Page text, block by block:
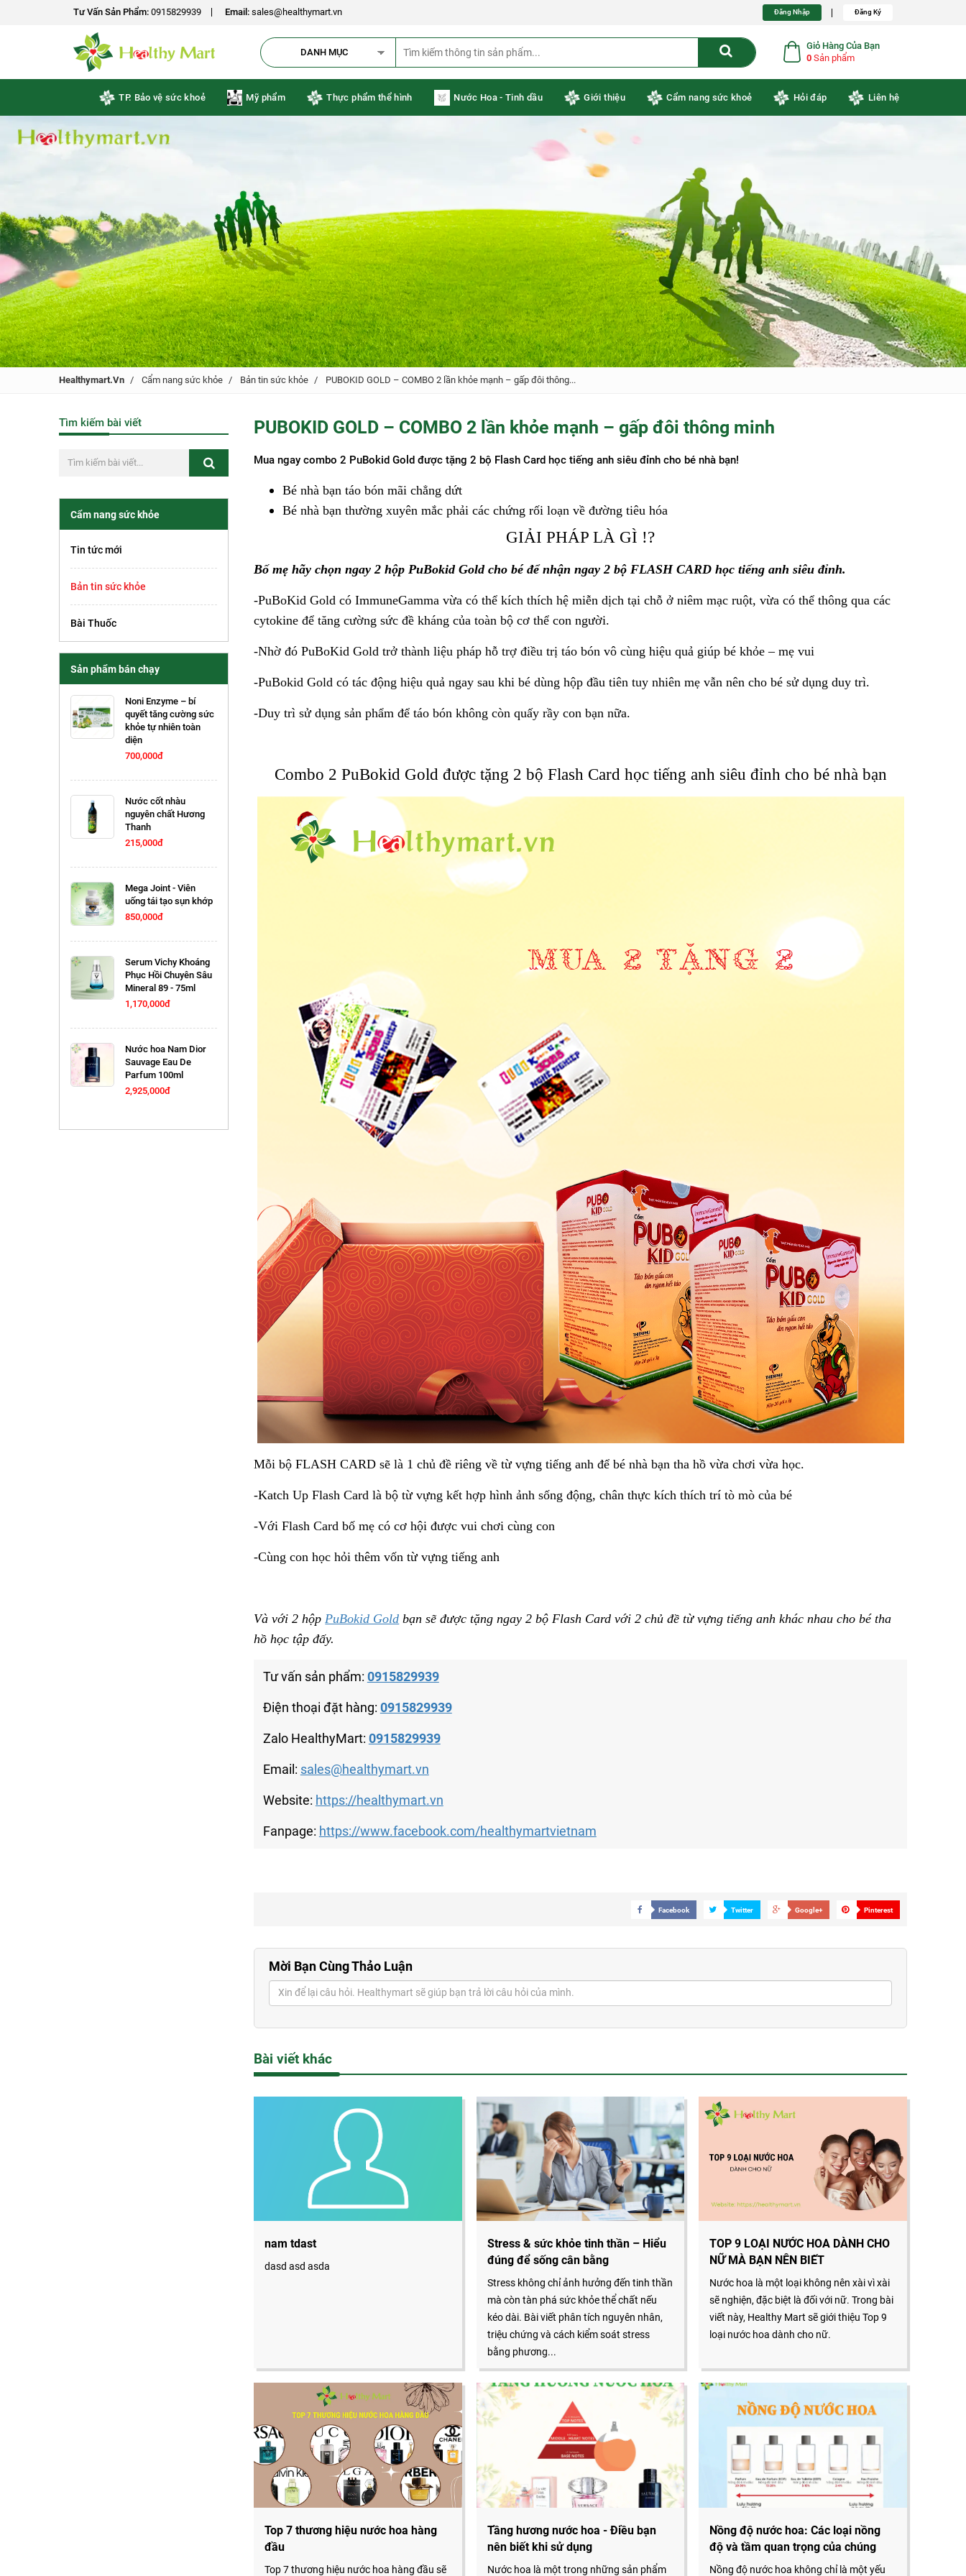
Tư Vấn Sản Phẩm: 0915829939 Email: sales@healthymart.vn Đăng Nhập Đăng Ký
DANH MỤC
Giỏ Hàng Của Bạn
0 Sản phẩm
TP. Bảo vệ sức khoẻ Mỹ phẩm Thực phẩm thể hình Nước Hoa - Tinh dầu Giới thiệu Cẩm nang sức khoẻ Hỏi đáp Liên hệ
Healthymart.vn Cẩm nang sức khỏe Bản tin sức khỏe PUBOKID GOLD – COMBO 2 lần khỏe mạnh – gấp đôi thông...
Tìm kiếm bài viết
Cẩm nang sức khỏe
Tin tức mới
Bản tin sức khỏe
Bài Thuốc
Sản phẩm bán chạy
Noni Enzyme – bí
quyết tăng cường sức
khỏe tự nhiên toàn
diện
700,000đ
Nước cốt nhàu
nguyên chất Hương
Thanh
215,000đ
Mega Joint - Viên
uống tái tạo sụn khớp
850,000đ
Serum Vichy Khoáng
Phục Hồi Chuyên Sâu
Mineral 89 - 75ml
1,170,000đ
Nước hoa Nam Dior
Sauvage Eau De
Parfum 100ml
2,925,000đ
PUBOKID GOLD – COMBO 2 lần khỏe mạnh – gấp đôi thông minh
Mua ngay combo 2 PuBokid Gold được tặng 2 bộ Flash Card học tiếng anh siêu đỉnh cho bé nhà bạn!
Bé nhà bạn táo bón mãi chẳng dứt
Bé nhà bạn thường xuyên mắc phải các chứng rối loạn về đường tiêu hóa
GIẢI PHÁP LÀ GÌ !?
Bố mẹ hãy chọn ngay 2 hộp PuBokid Gold cho bé để nhận ngay 2 bộ FLASH CARD học tiếng anh siêu đỉnh.
-PuBoKid Gold có ImmuneGamma vừa có thể kích thích hệ miễn dịch tại chỗ ở niêm mạc ruột, vừa có thể thông qua các
cytokine để tăng cường sức đề kháng của toàn bộ cơ thể con người.
-Nhờ đó PuBoKid Gold trở thành liệu pháp hỗ trợ điều trị táo bón vô cùng hiệu quả giúp bé khỏe – mẹ vui
-PuBokid Gold có tác động hiệu quả ngay sau khi bé dùng hộp đầu tiên tuy nhiên mẹ vẫn nên cho bé sử dụng duy trì.
-Duy trì sử dụng sản phẩm để táo bón không còn quấy rầy con bạn nữa.
Combo 2 PuBokid Gold được tặng 2 bộ Flash Card học tiếng anh siêu đỉnh cho bé nhà bạn
Mỗi bộ FLASH CARD sẽ là 1 chủ đề riêng về từ vựng tiếng anh để bé nhà bạn tha hồ vừa chơi vừa học.
-Katch Up Flash Card là bộ từ vựng kết hợp hình ảnh sống động, chân thực kích thích trí tò mò của bé
-Với Flash Card bố mẹ có cơ hội được vui chơi cùng con
-Cùng con học hỏi thêm vốn từ vựng tiếng anh
Và với 2 hộpPuBokid Gold bạn sẽ được tặng ngay 2 bộ Flash Card với 2 chủ đề từ vựng tiếng anh khác nhau cho bé tha
hồ học tập đấy.
Tư vấn sản phẩm: 0915829939
Điện thoại đặt hàng: 0915829939
Zalo HealthyMart: 0915829939
Email: sales@healthymart.vn
Website: https://healthymart.vn
Fanpage: https://www.facebook.com/healthymartvietnam
Facebook Twitter Google+ Pinterest
Mời Bạn Cùng Thảo Luận
Bài viết khác
nam tdast
dasd asd asda
Stress & sức khỏe tinh thần – Hiểu
đúng để sống cân bằng
Stress không chỉ ảnh hưởng đến tinh thần
mà còn tàn phá sức khỏe thể chất nếu
kéo dài. Bài viết phân tích nguyên nhân,
triệu chứng và cách kiểm soát stress
bằng phương...
TOP 9 LOẠI NƯỚC HOA DÀNH CHO
NỮ MÀ BẠN NÊN BIẾT
Nước hoa là một loại không nên xài vì xài
sẽ nghiện, đặc biệt là đối với nữ. Trong bài
viết này, Healthy Mart sẽ giới thiệu Top 9
loại nước hoa dành cho nữ.
Top 7 thương hiệu nước hoa hàng
đầu
Top 7 thương hiệu nước hoa hàng đầu sẽ
Tầng hương nước hoa - Điều bạn
nên biết khi sử dụng
Nước hoa là một trong những sản phẩm
Nồng độ nước hoa: Các loại nồng
độ và tầm quan trọng của chúng
Nồng độ nước hoa không chỉ là một yếu